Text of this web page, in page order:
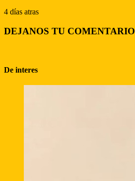
4 días atras
DEJANOS TU COMENTARIO
De interes